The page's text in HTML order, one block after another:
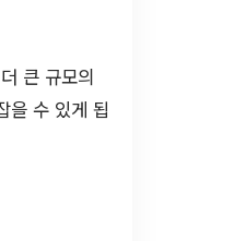
큰 규모의
을 수 있게 됩